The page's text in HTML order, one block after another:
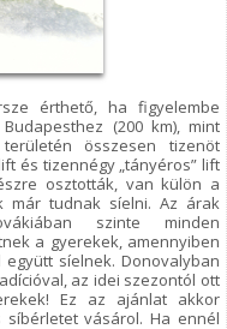
érthető, ha figyelembe
(200 km), mint
összesen tizenöt
és tizennégy „tányéros” lift
osztották, van külön a
már tudnak síelni. Az árak
szinte minden
a gyerekek, amennyiben
síelnek. Donovalyban
az idei szezontól ott
Ez az ajánlat akkor
vásárol. Ha ennél